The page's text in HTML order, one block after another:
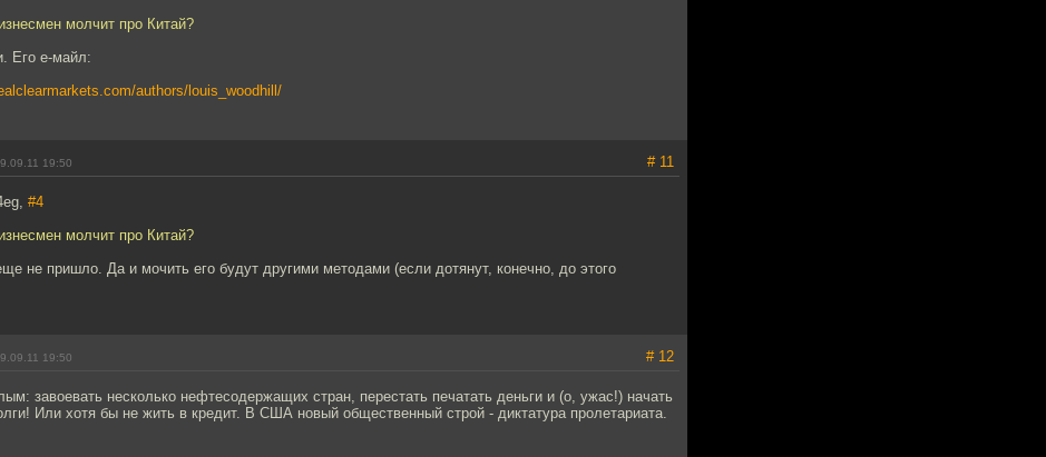
молчит про Китай?
Его е-майл:
authors/louis_woodhill/
19:50 # 11
#4
молчит про Китай?
не пришло. Да и мочить его будут другими методами (если дотянут, конечно, до этого
19:50 # 12
завоевать несколько нефтесодержащих стран, перестать печатать деньги и (о, ужас!) начать
Или хотя бы не жить в кредит. В США новый общественный строй - диктатура пролетариата.